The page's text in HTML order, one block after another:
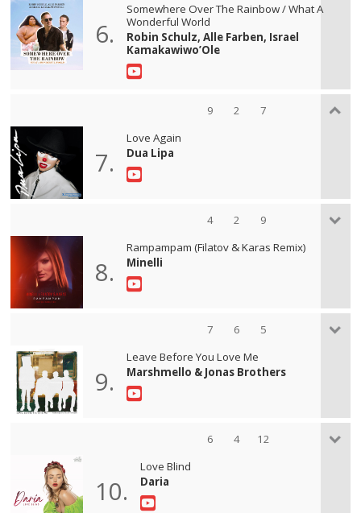
6.
Somewhere Over The Rainbow / What A
Wonderful World
Robin Schulz, Alle Farben, Israel
Kamakawiwo’Ole
9 2 7
7.
Love Again
Dua Lipa
4 2 9
8.
Rampampam (Filatov & Karas Remix)
Minelli
7 6 5
9.
Leave Before You Love Me
Marshmello & Jonas Brothers
6 4 12
10.
Love Blind
Daria